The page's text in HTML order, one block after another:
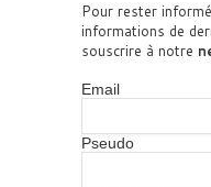
Pour rester
informations de
souscrire à notre
Email
Pseudo